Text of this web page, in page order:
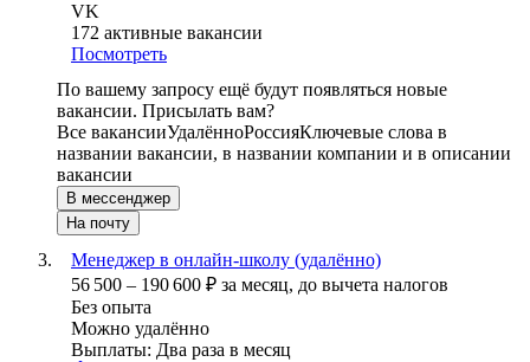
VK
172 активные вакансии
Посмотреть
По вашему запросу ещё будут появляться новые
вакансии. Присылать вам?
Все вакансииУдалённоРоссияКлючевые слова в
названии вакансии, в названии компании и в описании
вакансии
В мессенджер
На почту
Менеджер в онлайн-школу (удалённо)
56 500 – 190 600 ₽ за месяц, до вычета налогов
Без опыта
Можно удалённо
Выплаты: Два раза в месяц